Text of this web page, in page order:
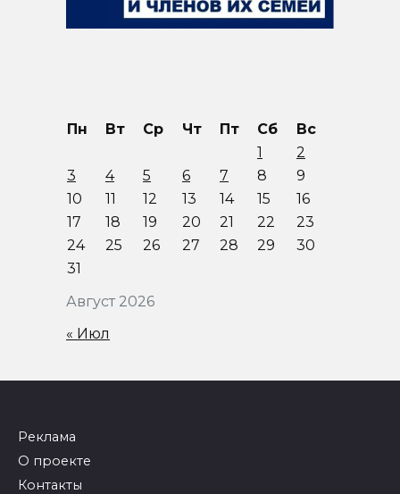
Август 2026
Пн Вт Ср Чт Пт Сб
Вс
1
2
3
4 5 6 7 8
9
10
11 12 13 14 15
16
17
18 19 20 21 22
23
24
25 26 27 28 29
30
31
« Июл
Реклама
О проекте
Контакты